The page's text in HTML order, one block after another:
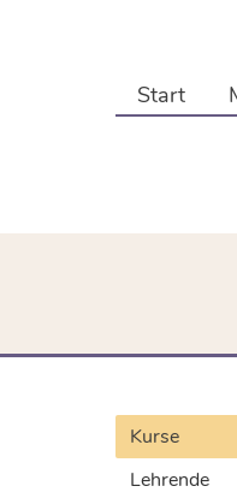
Start
Kurse
Lehrende